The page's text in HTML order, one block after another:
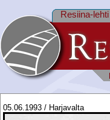
Resiina-lehti
05.06.1993 / Harjavalta